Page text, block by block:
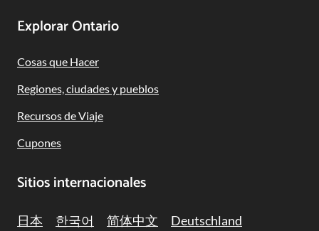
Footer
Navigation
Explorar Ontario
Cosas que Hacer
Regiones, ciudades y pueblos
Recursos de Viaje
Cupones
Sitios internacionales
日本 한국어 简体中文
Deutschland